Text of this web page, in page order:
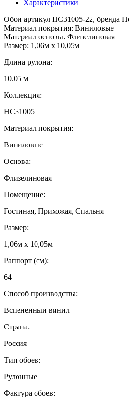
Характеристики
Обои артикул HC31005-22, бренда
Материал покрытия: Виниловые
Материал основы: Флизелиновая
Размер: 1,06м х 10,05м
Длина рулона:
10.05 м
Коллекция:
HC31005
Материал покрытия:
Виниловые
Основа:
Флизелиновая
Помещение:
Гостиная, Прихожая, Спальня
Размер:
1,06м х 10,05м
Раппорт (см):
64
Способ производства:
Вспененный винил
Страна:
Россия
Тип обоев:
Рулонные
Фактура обоев: